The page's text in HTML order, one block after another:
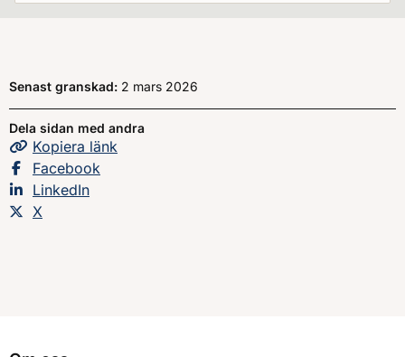
Senast granskad: 2 mars 2026
Dela sidan med andra
Kopiera sidans
länk
Dela sidan på
Facebook
Dela sidan på
LinkedIn
Dela sidan på
X